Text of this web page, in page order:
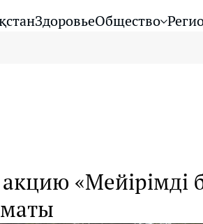
ЗдоровьеОбщество
«Мейірімді